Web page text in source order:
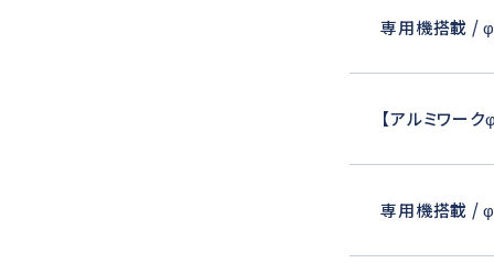
専用機搭載 /
【アルミワー
専用機搭載 /